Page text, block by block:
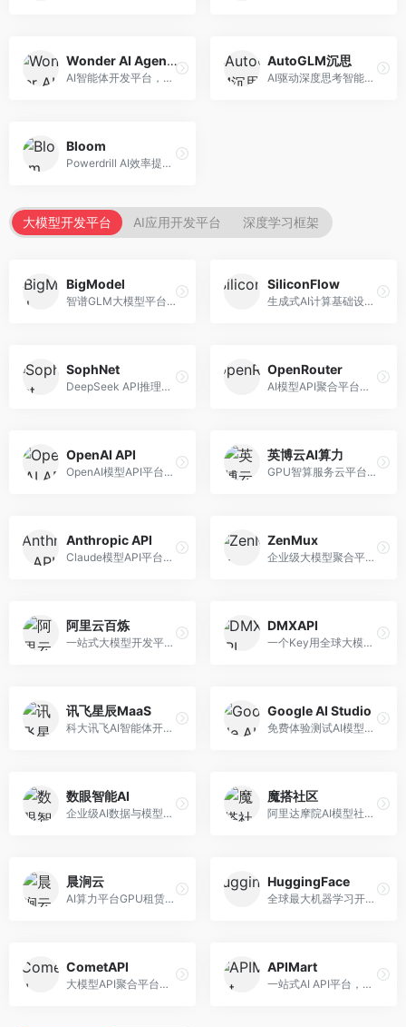
Wonder AI Agents
AI智能体开发平台，专注于低代码智能体创建。面向开发者，提供可视化开发、模板库、部署服务等功能，开发门槛低。
AutoGLM沉思
AI驱动深度思考智能体，专注于复杂推理任务。面向高级用户，提供深度分析、逻辑推理、决策支持等服务，推理能力强。
Bloom
Powerdrill AI效率提升平台，专注于企业智能化。面向企业用户，提供智能体创建、流程自动化、数据分析等服务，企业效率提升显著。
大模型开发平台 AI应用开发平台 深度学习框架
BigModel
智谱GLM大模型平台，提供API调用与模型服务。面向开发者和企业用户，提供GLM系列模型API、微调服务、应用开发工具等，开源生态完善。
SiliconFlow
生成式AI计算基础设施平台，专注于模型推理服务。面向开发者和企业，提供多模型API、高性能推理、成本优化等服务，推理性价比高。
SophNet
DeepSeek API推理平台，专注于DeepSeek模型服务。面向开发者，提供DeepSeek模型API、高性能推理、低成本服务，推理效率高。
OpenRouter
AI模型API聚合平台，整合多种主流大模型。面向开发者，提供统一API接口、模型对比、成本优化等服务，模型选择灵活。
OpenAI API
OpenAI模型API平台，提供GPT系列模型服务。面向开发者，提供模型API、微调服务、Assistants API等，是AI开发领域的基础设施。
英博云AI算力
GPU智算服务云平台，专注于AI算力租赁。面向AI研究者和企业，提供GPU租赁、模型训练、推理服务等，算力资源丰富。
Anthropic API
Claude模型API平台，专注于安全可靠的AI服务。面向开发者，提供Claude系列模型API、安全特性、企业级服务等，API质量高。
ZenMux
企业级大模型聚合平台，专注于企业AI服务。面向企业用户，提供多模型管理、安全合规、成本优化等服务，企业级功能完善。
阿里云百炼
一站式大模型开发平台，深度整合阿里云服务。面向企业开发者和AI团队，提供模型训练、微调、部署、应用开发等全流程服务，企业级功能完善。
DMXAPI
一个Key用全球大模型的聚合平台。面向开发者，提供多模型统一API、简化接入、成本控制等服务，接入便捷。
讯飞星辰MaaS
科大讯飞AI智能体开发平台，专注于企业级模型服务。面向企业用户，提供模型调用、智能体创建、行业解决方案等服务，中文能力突出。
Google AI Studio
免费体验测试AI模型的平台，深度整合Google生态。面向开发者和研究者，提供Gemini模型体验、API密钥管理、提示词测试等服务，免费使用。
数眼智能AI
企业级AI数据与模型服务平台，专注于数据驱动AI。面向企业用户，提供数据管理、模型训练、部署服务等，数据治理能力强。
魔搭社区
阿里达摩院AI模型社区，专注于中文AI生态。面向中文开发者，提供开源模型、数据集、开发工具等资源，中文模型丰富。
晨涧云
AI算力平台GPU租赁服务，专注于弹性算力。面向开发者和研究者，提供GPU租赁、弹性调度、成本优化等服务，算力灵活。
HuggingFace
全球最大机器学习开源社区，整合模型库与开发工具。面向AI研究者和开发者，提供开源模型、数据集、开发工具等资源，开源生态最完善。
CometAPI
大模型API聚合平台，整合多种AI模型服务。面向开发者，提供统一接口、模型切换、监控分析等服务，API管理便捷。
APIMart
一站式AI API平台，整合多种AI服务。面向开发者，提供模型API、图像处理、语音识别等服务，API种类丰富。